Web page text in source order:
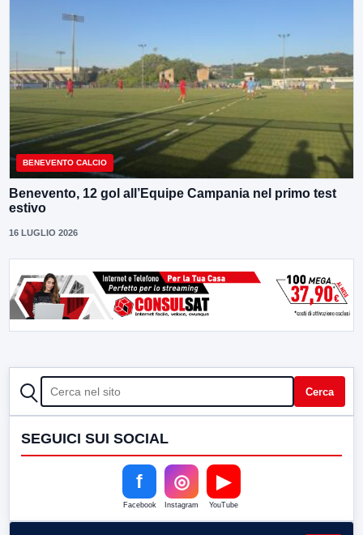
BENEVENTO CALCIO
Benevento, 12 gol all’Equipe Campania nel primo test
estivo
16 LUGLIO 2026
CERCA Cerca
SEGUICI SUI SOCIAL
f
Facebook
◎
Instagram
▶
YouTube